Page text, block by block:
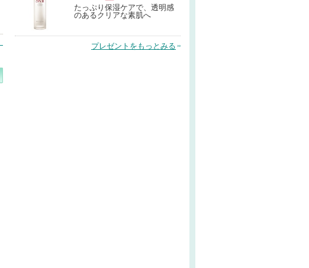
現
品
たっぷり保湿ケアで、透明感
のあるクリアな素肌へ
プレゼントをもっとみる